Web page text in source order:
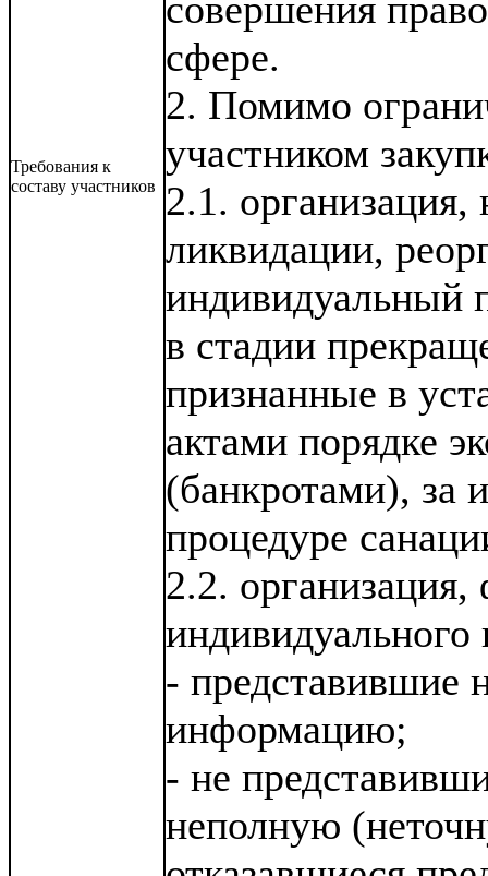
Требования к
составу участников
сфере.
2. Помимо
участником
2.1. организация,
ликвидации,
индивидуальный
в стадии
признанные в
актами порядке
(банкротами), за
процедуре
2.2.
- представившие
информацию;
- не
неполную